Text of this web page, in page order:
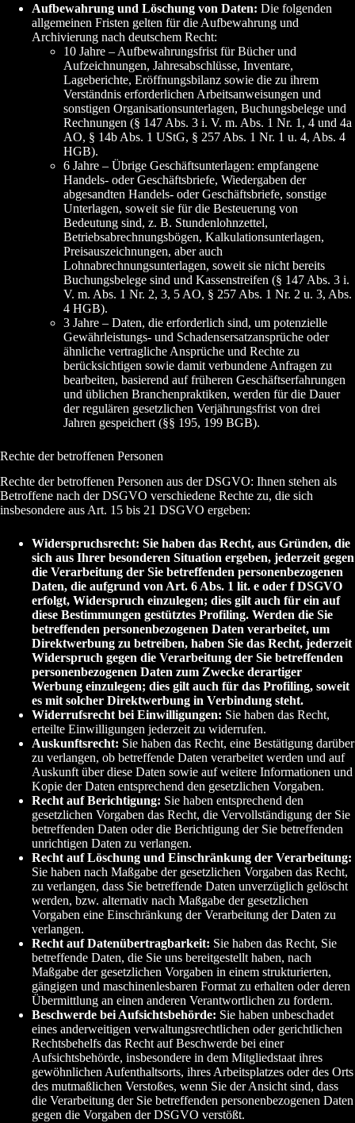
Aufbewahrung und Löschung von Daten: Die folgenden
allgemeinen Fristen gelten für die Aufbewahrung und
Archivierung nach deutschem Recht:
10 Jahre – Aufbewahrungsfrist für Bücher und
Aufzeichnungen, Jahresabschlüsse, Inventare,
Lageberichte, Eröffnungsbilanz sowie die zu ihrem
Verständnis erforderlichen Arbeitsanweisungen und
sonstigen Organisationsunterlagen, Buchungsbelege und
Rechnungen (§ 147 Abs. 3 i. V. m. Abs. 1 Nr. 1, 4 und 4a
AO, § 14b Abs. 1 UStG, § 257 Abs. 1 Nr. 1 u. 4, Abs. 4
HGB).
6 Jahre – Übrige Geschäftsunterlagen: empfangene
Handels- oder Geschäftsbriefe, Wiedergaben der
abgesandten Handels- oder Geschäftsbriefe, sonstige
Unterlagen, soweit sie für die Besteuerung von
Bedeutung sind, z. B. Stundenlohnzettel,
Betriebsabrechnungsbögen, Kalkulationsunterlagen,
Preisauszeichnungen, aber auch
Lohnabrechnungsunterlagen, soweit sie nicht bereits
Buchungsbelege sind und Kassenstreifen (§ 147 Abs. 3 i.
V. m. Abs. 1 Nr. 2, 3, 5 AO, § 257 Abs. 1 Nr. 2 u. 3, Abs.
4 HGB).
3 Jahre – Daten, die erforderlich sind, um potenzielle
Gewährleistungs- und Schadensersatzansprüche oder
ähnliche vertragliche Ansprüche und Rechte zu
berücksichtigen sowie damit verbundene Anfragen zu
bearbeiten, basierend auf früheren Geschäftserfahrungen
und üblichen Branchenpraktiken, werden für die Dauer
der regulären gesetzlichen Verjährungsfrist von drei
Jahren gespeichert (§§ 195, 199 BGB).
Rechte der betroffenen Personen
Rechte der betroffenen Personen aus der DSGVO: Ihnen stehen als
Betroffene nach der DSGVO verschiedene Rechte zu, die sich
insbesondere aus Art. 15 bis 21 DSGVO ergeben:
Widerspruchsrecht: Sie haben das Recht, aus Gründen, die
sich aus Ihrer besonderen Situation ergeben, jederzeit gegen
die Verarbeitung der Sie betreffenden personenbezogenen
Daten, die aufgrund von Art. 6 Abs. 1 lit. e oder f DSGVO
erfolgt, Widerspruch einzulegen; dies gilt auch für ein auf
diese Bestimmungen gestütztes Profiling. Werden die Sie
betreffenden personenbezogenen Daten verarbeitet, um
Direktwerbung zu betreiben, haben Sie das Recht, jederzeit
Widerspruch gegen die Verarbeitung der Sie betreffenden
personenbezogenen Daten zum Zwecke derartiger
Werbung einzulegen; dies gilt auch für das Profiling, soweit
es mit solcher Direktwerbung in Verbindung steht.
Widerrufsrecht bei Einwilligungen: Sie haben das Recht,
erteilte Einwilligungen jederzeit zu widerrufen.
Auskunftsrecht: Sie haben das Recht, eine Bestätigung darüber
zu verlangen, ob betreffende Daten verarbeitet werden und auf
Auskunft über diese Daten sowie auf weitere Informationen und
Kopie der Daten entsprechend den gesetzlichen Vorgaben.
Recht auf Berichtigung: Sie haben entsprechend den
gesetzlichen Vorgaben das Recht, die Vervollständigung der Sie
betreffenden Daten oder die Berichtigung der Sie betreffenden
unrichtigen Daten zu verlangen.
Recht auf Löschung und Einschränkung der Verarbeitung:
Sie haben nach Maßgabe der gesetzlichen Vorgaben das Recht,
zu verlangen, dass Sie betreffende Daten unverzüglich gelöscht
werden, bzw. alternativ nach Maßgabe der gesetzlichen
Vorgaben eine Einschränkung der Verarbeitung der Daten zu
verlangen.
Recht auf Datenübertragbarkeit: Sie haben das Recht, Sie
betreffende Daten, die Sie uns bereitgestellt haben, nach
Maßgabe der gesetzlichen Vorgaben in einem strukturierten,
gängigen und maschinenlesbaren Format zu erhalten oder deren
Übermittlung an einen anderen Verantwortlichen zu fordern.
Beschwerde bei Aufsichtsbehörde: Sie haben unbeschadet
eines anderweitigen verwaltungsrechtlichen oder gerichtlichen
Rechtsbehelfs das Recht auf Beschwerde bei einer
Aufsichtsbehörde, insbesondere in dem Mitgliedstaat ihres
gewöhnlichen Aufenthaltsorts, ihres Arbeitsplatzes oder des Orts
des mutmaßlichen Verstoßes, wenn Sie der Ansicht sind, dass
die Verarbeitung der Sie betreffenden personenbezogenen Daten
gegen die Vorgaben der DSGVO verstößt.